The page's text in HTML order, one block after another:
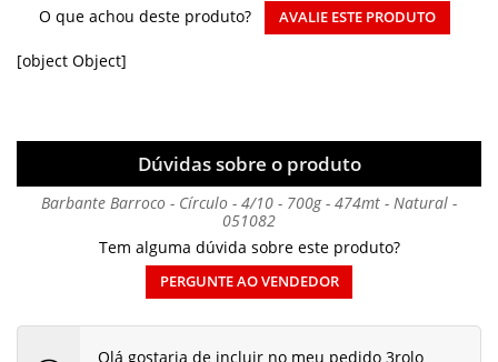
O que achou deste produto?
AVALIE ESTE PRODUTO
[object Object]
Dúvidas sobre o produto
Barbante Barroco - Círculo - 4/10 - 700g - 474mt - Natural -
051082
Tem alguma dúvida sobre este produto?
PERGUNTE AO VENDEDOR
Olá gostaria de incluir no meu pedido 3rolo